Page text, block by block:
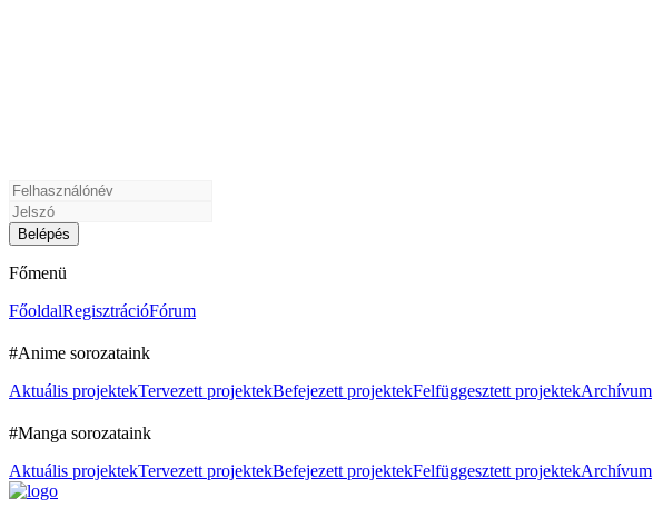
Főmenü
FőoldalRegisztrációFórum
#Anime sorozataink
Aktuális projektekTervezett projektekBefejezett projektekFelfüggesztett projektekArchívum
#Manga sorozataink
Aktuális projektekTervezett projektekBefejezett projektekFelfüggesztett projektekArchívum